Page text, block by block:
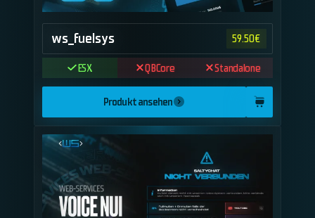
ws_fuelsys 59.50€
ESX QBCore Standalone
Produkt ansehen